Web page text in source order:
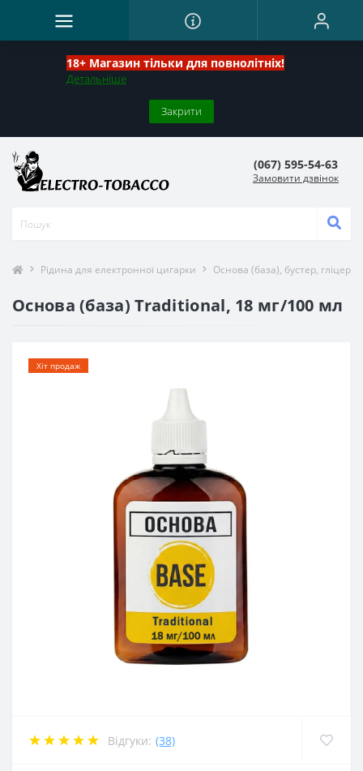
18+ Магазин тільки для повнолітніх!
Детальніше
Закрити
(067) 595-54-63
Замовити дзвінок
Рідина для електронної цигарки Основа (база), бустер, гліцерин
Основа (база) Traditional, 18 мг/100 мл
Хіт продаж
Відгуки: (38)